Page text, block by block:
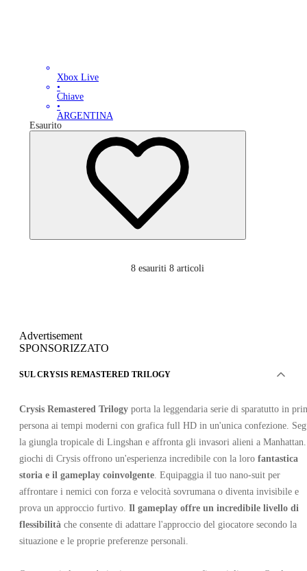
Xbox Live
•
Chiave
•
ARGENTINA
Esaurito
8 esauriti 8 articoli
Advertisement
SPONSORIZZATO
SUL CRYSIS REMASTERED TRILOGY
Crysis Remastered Trilogy porta la leggendaria serie di sparatutto in
persona ai tempi moderni con grafica full HD in un'unica confezione.
la giungla tropicale di Lingshan e affronta gli invasori alieni a
giochi di Crysis offrono un'esperienza incredibile con la loro fantastica
storia e il gameplay coinvolgente. Equipaggia il tuo nano-suit per
affrontare i nemici con forza e velocità sovrumana o diventa invisibile e
prova un approccio furtivo. Il gameplay offre un incredibile livello di
flessibilità che consente di adattare l'approccio del giocatore secondo la
situazione e le proprie preferenze personali.